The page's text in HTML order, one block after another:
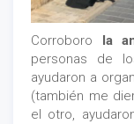
Corroboro la
personas de
ayudaron a
(también me
el otro,